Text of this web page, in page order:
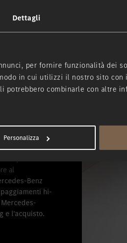
Dettagli
per fornire funzionalità dei
in cui utilizzi il nostro sito con
potrebbero combinarle con altre
Personalizza
a tutte
,
al
Benz
hi-
e l'acquisto.